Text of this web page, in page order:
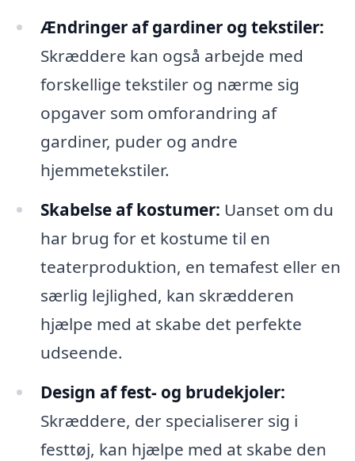
Ændringer af gardiner og tekstiler:
Skræddere kan også arbejde med
forskellige tekstiler og nærme sig
opgaver som omforandring af
gardiner, puder og andre
hjemmetekstiler.
Skabelse af kostumer: Uanset om du
har brug for et kostume til en
teaterproduktion, en temafest eller en
særlig lejlighed, kan skrædderen
hjælpe med at skabe det perfekte
udseende.
Design af fest- og brudekjoler:
Skræddere, der specialiserer sig i
festtøj, kan hjælpe med at skabe den